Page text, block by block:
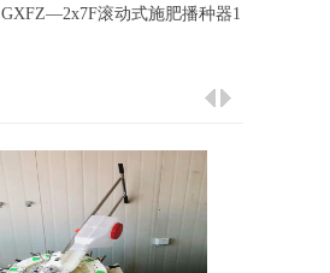
GXFZ—2x7F滚动式施肥播种器1